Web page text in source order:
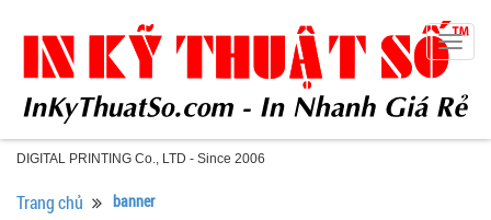
DIGITAL PRINTING Co., LTD - Since 2006
Trang chủ banner